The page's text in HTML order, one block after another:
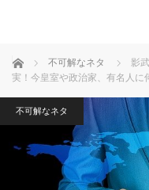
ホーム 不可解なネタ
影
実！今皇室や政治家、有名人に
不可解なネタ